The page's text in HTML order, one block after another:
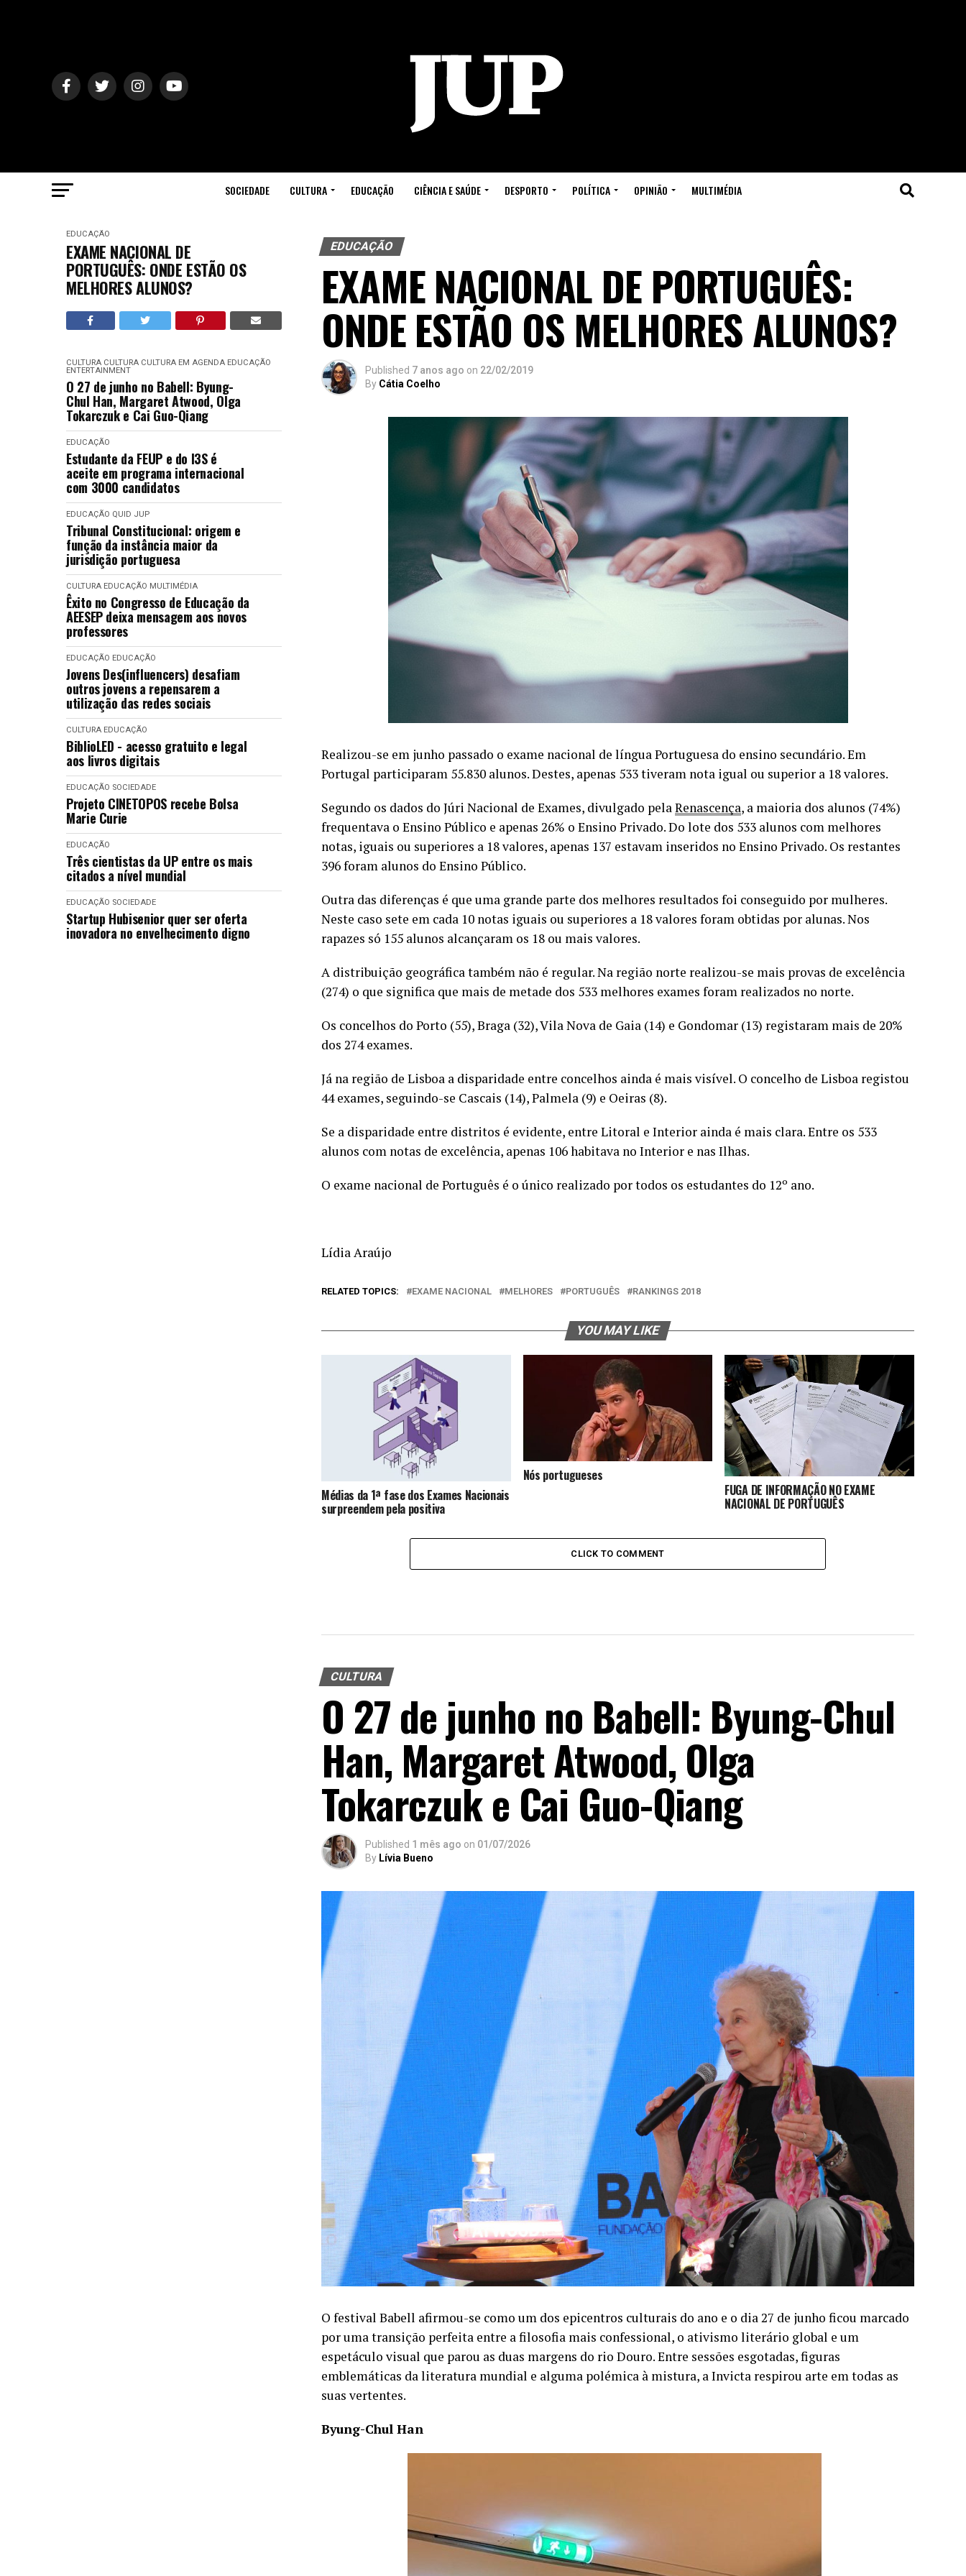
SOCIEDADE CULTURA EDUCAÇÃO CIÊNCIA E SAÚDE DESPORTO POLÍTICA OPINIÃO MULTIMÉDIA
EDUCAÇÃO
EXAME NACIONAL DE
PORTUGUÊS: ONDE ESTÃO OS
MELHORES ALUNOS?
CULTURA CULTURA CULTURA EM AGENDA EDUCAÇÃO
ENTERTAINMENT
O 27 de junho no Babell: Byung-
Chul Han, Margaret Atwood, Olga
Tokarczuk e Cai Guo-Qiang
EDUCAÇÃO
Estudante da FEUP e do I3S é
aceite em programa internacional
com 3000 candidatos
EDUCAÇÃO QUID JUP
Tribunal Constitucional: origem e
função da instância maior da
jurisdição portuguesa
CULTURA EDUCAÇÃO MULTIMÉDIA
Êxito no Congresso de Educação da
AEESEP deixa mensagem aos novos
professores
EDUCAÇÃO EDUCAÇÃO
Jovens Des(influencers) desafiam
outros jovens a repensarem a
utilização das redes sociais
CULTURA EDUCAÇÃO
BiblioLED - acesso gratuito e legal
aos livros digitais
EDUCAÇÃO SOCIEDADE
Projeto CINETOPOS recebe Bolsa
Marie Curie
EDUCAÇÃO
Três cientistas da UP entre os mais
citados a nível mundial
EDUCAÇÃO SOCIEDADE
Startup Hubisenior quer ser oferta
inovadora no envelhecimento digno
EDUCAÇÃO
EXAME NACIONAL DE PORTUGUÊS:
ONDE ESTÃO OS MELHORES ALUNOS?
Published 7 anos ago on 22/02/2019
By Cátia Coelho
Realizou-se em junho passado o exame nacional de língua Portuguesa do ensino secundário. Em
Portugal participaram 55.830 alunos. Destes, apenas 533 tiveram nota igual ou superior a 18 valores.
Segundo os dados do Júri Nacional de Exames, divulgado pelaRenascença, a maioria dos alunos (74%)
frequentava o Ensino Público e apenas 26% o Ensino Privado. Do lote dos 533 alunos com melhores
notas, iguais ou superiores a 18 valores, apenas 137 estavam inseridos no Ensino Privado. Os restantes
396 foram alunos do Ensino Público.
Outra das diferenças é que uma grande parte dos melhores resultados foi conseguido por mulheres.
Neste caso sete em cada 10 notas iguais ou superiores a 18 valores foram obtidas por alunas. Nos
rapazes só 155 alunos alcançaram os 18 ou mais valores.
A distribuição geográfica também não é regular. Na região norte realizou-se mais provas de excelência
(274) o que significa que mais de metade dos 533 melhores exames foram realizados no norte.
Os concelhos do Porto (55), Braga (32), Vila Nova de Gaia (14) e Gondomar (13) registaram mais de 20%
dos 274 exames.
Já na região de Lisboa a disparidade entre concelhos ainda é mais visível. O concelho de Lisboa registou
44 exames, seguindo-se Cascais (14), Palmela (9) e Oeiras (8).
Se a disparidade entre distritos é evidente, entre Litoral e Interior ainda é mais clara. Entre os 533
alunos com notas de excelência, apenas 106 habitava no Interior e nas Ilhas.
O exame nacional de Português é o único realizado por todos os estudantes do 12º ano.
Lídia Araújo
RELATED TOPICS: EXAME NACIONAL MELHORES PORTUGUÊS RANKINGS 2018
YOU MAY LIKE
Médias da 1ª fase dos Exames Nacionais
surpreendem pela positiva
Nós portugueses
FUGA DE INFORMAÇÃO NO EXAME
NACIONAL DE PORTUGUÊS
CLICK TO COMMENT
CULTURA
O 27 de junho no Babell: Byung-Chul
Han, Margaret Atwood, Olga
Tokarczuk e Cai Guo-Qiang
Published 1 mês ago on 01/07/2026
By Lívia Bueno
O festival Babell afirmou-se como um dos epicentros culturais do ano e o dia 27 de junho ficou marcado
por uma transição perfeita entre a filosofia mais confessional, o ativismo literário global e um
espetáculo visual que parou as duas margens do rio Douro. Entre sessões esgotadas, figuras
emblemáticas da literatura mundial e alguma polémica à mistura, a Invicta respirou arte em todas as
suas vertentes.
Byung-Chul Han